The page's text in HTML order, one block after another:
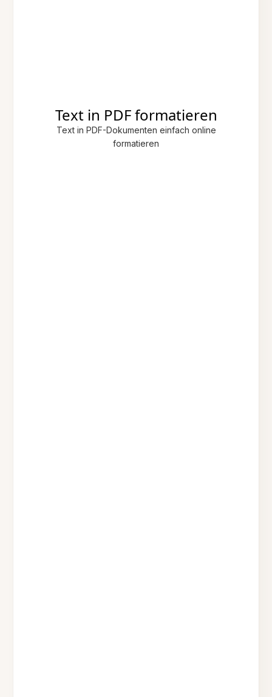
Text in PDF formatieren
Text in PDF-Dokumenten einfach online
formatieren